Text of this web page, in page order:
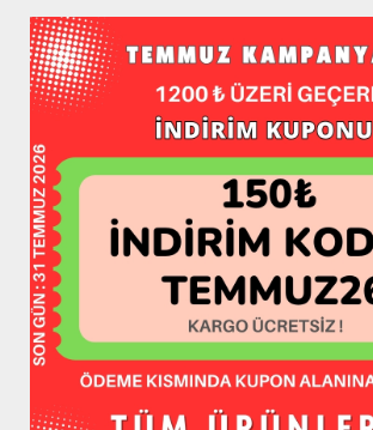
Adres: Küçükdalyan Antakya Hatay Merkez
© HatayBook.com Mağaza Since 2013
Hataybook Markası bir “Book Grup” Kuruluşudur.
Sosyal Medya Hesaplarımız:
Instagram / hataybookcom
Twitter / hataybookcom
Facebook / hataybookcom
Youtube / hataybookcom